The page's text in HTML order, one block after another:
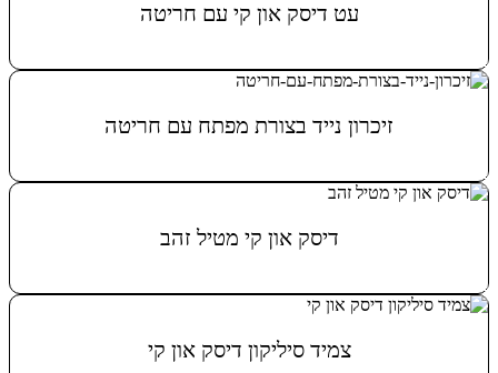
עט דיסק און קי עם חריטה
מידע נוסף
זיכרון נייד בצורת מפתח עם חריטה
מידע נוסף
דיסק און קי מטיל זהב
מידע נוסף
צמיד סיליקון דיסק און קי